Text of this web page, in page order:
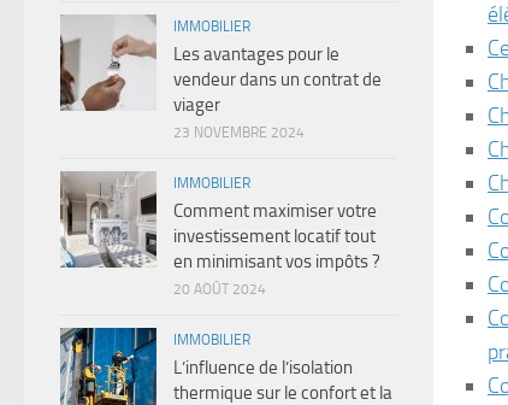
IMMOBILIER
Les avantages pour le
vendeur dans un contrat de
viager
23 NOVEMBRE 2024
IMMOBILIER
Comment maximiser votre
investissement locatif tout
en minimisant vos impôts ?
20 AOÛT 2024
IMMOBILIER
L’influence de l’isolation
thermique sur le confort et la